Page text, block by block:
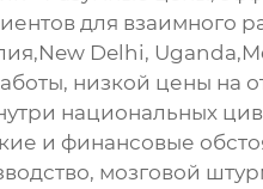
для взаимного
Delhi,
низкой цены на
национальных
и финансовые
мозговой